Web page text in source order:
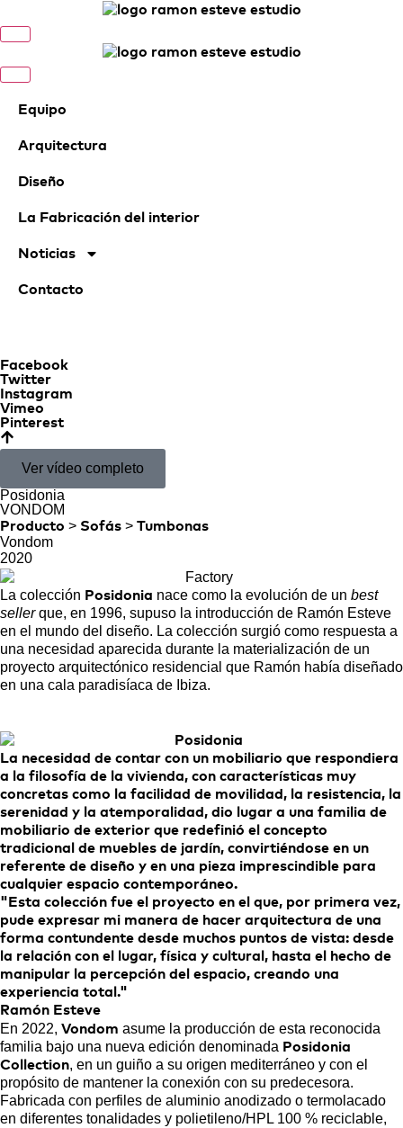
Equipo
Arquitectura
Diseño
La Fabricación del interior
Noticias
Contacto
Facebook
Twitter
Instagram
Vimeo
Pinterest
Ver vídeo completo
Posidonia
VONDOM
Producto > Sofás > Tumbonas
Vondom
2020
La colección Posidonia nace como la evolución de un best
sellerque, en 1996, supuso la introducción de Ramón Esteve
en el mundo del diseño. La colección surgió como respuesta a
una necesidad aparecida durante la materialización de un
proyecto arquitectónico residencial que Ramón había diseñado
en una cala paradisíaca de Ibiza.
La necesidad de contar con un mobiliario que respondiera
a la filosofía de la vivienda, con características muy
concretas como la facilidad de movilidad, la resistencia, la
serenidad y la atemporalidad, dio lugar a una familia de
mobiliario de exterior que redefinió el concepto
tradicional de muebles de jardín, convirtiéndose en un
referente de diseño y en una pieza imprescindible para
cualquier espacio contemporáneo.
"Esta colección fue el proyecto en el que, por primera vez,
pude expresar mi manera de hacer arquitectura de una
forma contundente desde muchos puntos de vista: desde
la relación con el lugar, física y cultural, hasta el hecho de
manipular la percepción del espacio, creando una
experiencia total."
Ramón Esteve
En 2022, Vondom asume la producción de esta reconocida
familia bajo una nueva edición denominada Posidonia
Collection, en un guiño a su origen mediterráneo y con el
propósito de mantener la conexión con su predecesora.
Fabricada con perfiles de aluminio anodizado o termolacado
en diferentes tonalidades y polietileno/HPL 100 % reciclable,